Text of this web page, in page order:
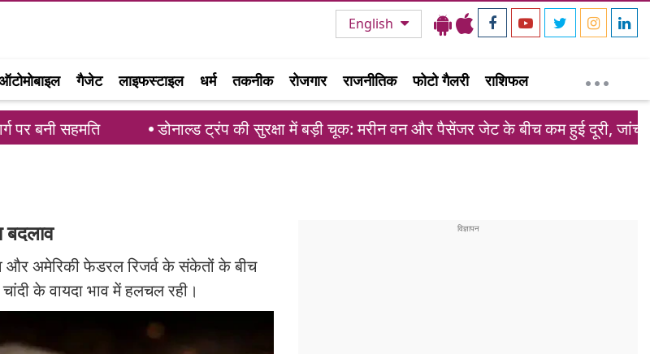
English
गैजेट लाइफस्टाइल धर्म तकनीक रोजगार राजनीतिक फोटो गैलरी राशिफल
डोनाल्ड ट्रंप की सुरक्षा में बड़ी चूक: मरीन वन और पैसेंजर जेट के बीच कम हुई दूरी, जांच शुरू
बदलाव
और अमेरिकी फेडरल रिजर्व के संकेतों के बीच
के वायदा भाव में हलचल रही।